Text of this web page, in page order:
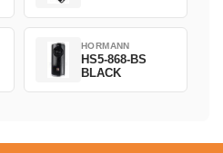
HORMANN
HS5-868-BS
BLACK